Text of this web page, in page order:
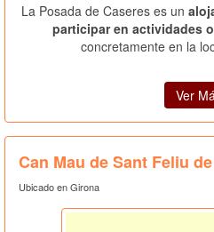
La Posada de Caseres es un
participar en actividades
concretamente en la
Ver
Can Mau de Sant Feliu
Ubicado en Girona